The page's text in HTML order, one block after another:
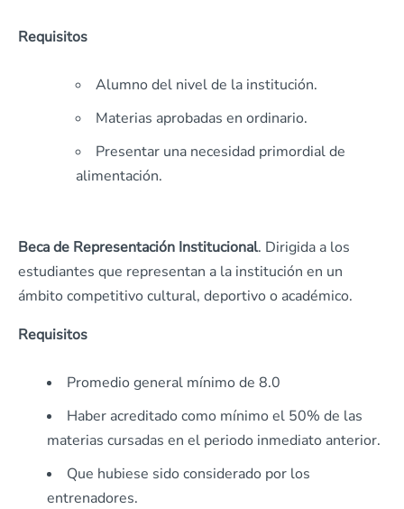
Requisitos
Alumno del nivel de la institución.
Materias aprobadas en ordinario.
Presentar una necesidad primordial de
alimentación.
Beca de Representación Institucional. Dirigida a los
estudiantes que representan a la institución en un
ámbito competitivo cultural, deportivo o académico.
Requisitos
Promedio general mínimo de 8.0
Haber acreditado como mínimo el 50% de las
materias cursadas en el periodo inmediato anterior.
Que hubiese sido considerado por los
entrenadores.